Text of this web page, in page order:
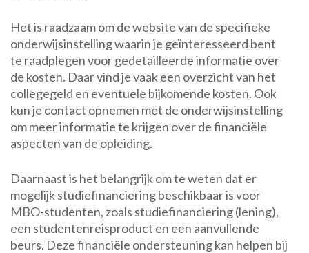
Het is raadzaam om de website van de specifieke
onderwijsinstelling waarin je geïnteresseerd bent
te raadplegen voor gedetailleerde informatie over
de kosten. Daar vind je vaak een overzicht van het
collegegeld en eventuele bijkomende kosten. Ook
kun je contact opnemen met de onderwijsinstelling
om meer informatie te krijgen over de financiële
aspecten van de opleiding.
Daarnaast is het belangrijk om te weten dat er
mogelijk studiefinanciering beschikbaar is voor
MBO-studenten, zoals studiefinanciering (lening),
een studentenreisproduct en een aanvullende
beurs. Deze financiële ondersteuning kan helpen bij